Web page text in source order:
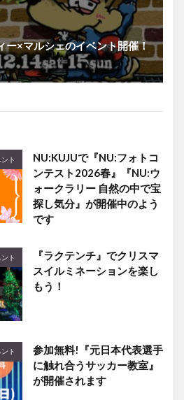
ー×マルシェのイベント開催！
ト
NU:KUJUで『NU:フォトコ
ンテスト2026春』『NU:ウ
ォークラリー 自然の中で宝
探し気分』が開催中のよう
です
ト
『ラクテンチ』でクリスマ
スイルミネーションを楽し
もう！
ト
参加無料!『元日本代表選手
に触れ合うサッカー教室』
が開催されます